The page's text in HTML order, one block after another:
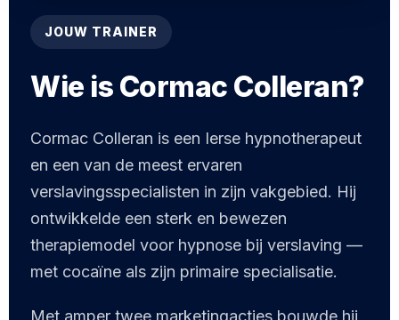
JOUW TRAINER
Wie is Cormac Colleran?
Cormac Colleran is een Ierse hypnotherapeut
en een van de meest ervaren
verslavingsspecialisten in zijn vakgebied. Hij
ontwikkelde een sterk en bewezen
therapiemodel voor hypnose bij verslaving —
met cocaïne als zijn primaire specialisatie.
Met amper twee marketingacties bouwde hij